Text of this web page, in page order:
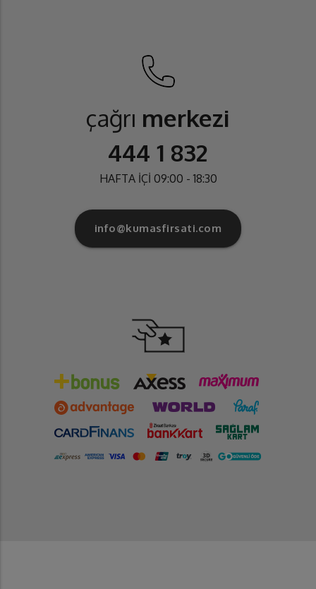
çağrı merkezi
444 1 832
HAFTA İÇİ 09:00 - 18:30
info@kumasfirsati.com